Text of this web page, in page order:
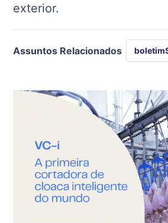
exterior.
Assuntos Relacionados